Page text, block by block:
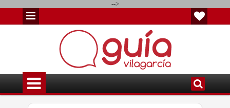
-->